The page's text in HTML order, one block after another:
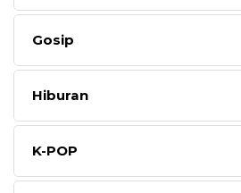
Gosip
Hiburan
K-POP